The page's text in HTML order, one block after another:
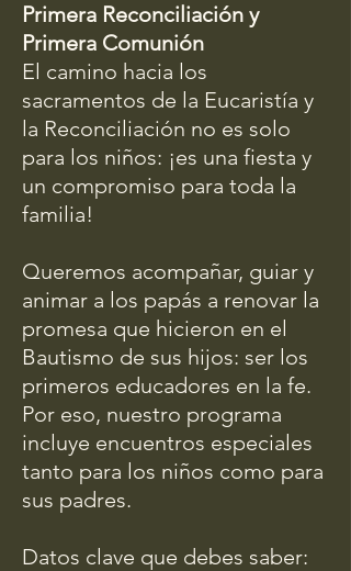
Primera Reconciliación y
Primera Comunión
El camino hacia los
sacramentos de la Eucaristía y
la Reconciliación no es solo
para los niños: ¡es una fiesta y
un compromiso para toda la
familia!
Queremos acompañar, guiar y
animar a los papás a renovar la
promesa que hicieron en el
Bautismo de sus hijos: ser los
primeros educadores en la fe.
Por eso, nuestro programa
incluye encuentros especiales
tanto para los niños como para
sus padres.
Datos clave que debes saber: